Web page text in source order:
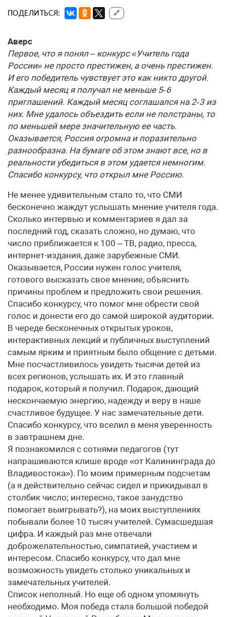
ПОДЕЛИТЬСЯ: 🔗
Аверс
Первое, что я понял – конкурс «Учитель года
России» не просто престижен, а очень престижен.
И его победитель чувствует это как никто другой.
Каждый месяц я получал не меньше 5‑6
приглашений. Каждый месяц соглашался на 2‑3 из
них. Мне удалось объездить если не полстраны, то
по меньшей мере значительную ее часть.
Оказывается, Россия огромна и поразительно
разнообразна. На бумаге об этом знают все, но в
реальности убедиться в этом удается немногим.
Спасибо конкурсу, что открыл мне Россию.
Не менее удивительным стало то, что СМИ
бесконечно жаждут услышать мнение учителя года.
Сколько интервью и комментариев я дал за
последний год, сказать сложно, но думаю, что
число приближается к 100 – ТВ, радио, пресса,
интернет-издания, даже зарубежные СМИ.
Оказывается, России нужен голос учителя,
готового высказать свое мнение, объяснить
причины проблем и предложить свои решения.
Спасибо конкурсу, что помог мне обрести свой
голос и донести его до самой широкой ауди­тории.
В череде бесконечных открытых уроков,
интерактивных лекций и публичных выступлений
самым ярким и приятным было общение с детьми.
Мне посчастливилось увидеть тысячи детей из
всех регионов, услышать их. И это главный
подарок, который я получил. Подарок, дающий
нескончаемую энергию, надежду и веру в наше
счастливое будущее. У нас замечательные дети.
Спасибо конкурсу, что вселил в меня уверенность
в завтрашнем дне.
Я познакомился с сотнями педагогов (тут
напрашиваются клише вроде «от Калининграда до
Владивостока»). По моим примерным подсчетам
(а я действительно сейчас сидел и прикидывал в
столбик число; интересно, такое занудство
помогает выигрывать?), на моих выступлениях
побывали более 10 тысяч учителей. Сумасшедшая
цифра. И каждый раз мне отвечали
доброжелательностью, симпатией, участием и
интересом. Спасибо конкурсу, что дал мне
возможность увидеть столько уникальных и
замечательных учителей.
Список неполный. Но еще об одном упомянуть
необходимо. Моя победа стала большой победой